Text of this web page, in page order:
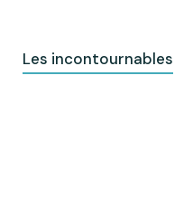
Les incontournables